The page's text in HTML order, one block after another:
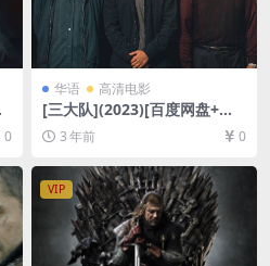
0
华语 高清电影
[三大队](2023)[百度网盘+夸
克网盘1080P/2160P超清未删
减资源][网盘在线播放/下载]
[MP4/10GB][中文字幕]
3 年前 0
VIP